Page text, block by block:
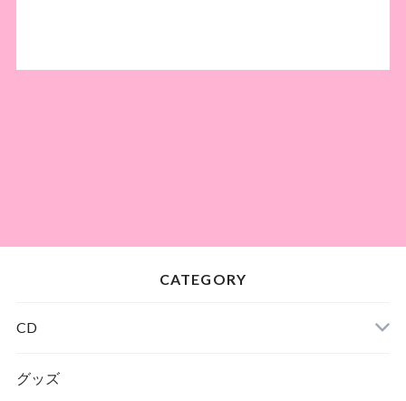
CATEGORY
CD
グッズ